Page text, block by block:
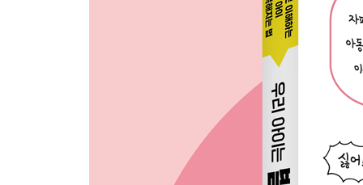
CASE 19_자기 생각보다 다른 사람에게 맞추려고
해설 기대에 부응하고 싶은 마음에 ‘과잉적응’ 상
CASE 20_학교를 잘 다니던 아이가 갑자기 등교를
해설 이미 힘들다는 사인을 보냈었는지도 모릅니다
종합 정리 자폐 스펙트럼 아이를 키우는 일은 그야
Epilogue 마음의 건강이 모든 일의 시작입니다
마치며 아이들이 느끼는 미묘한 감정을 전하고 싶